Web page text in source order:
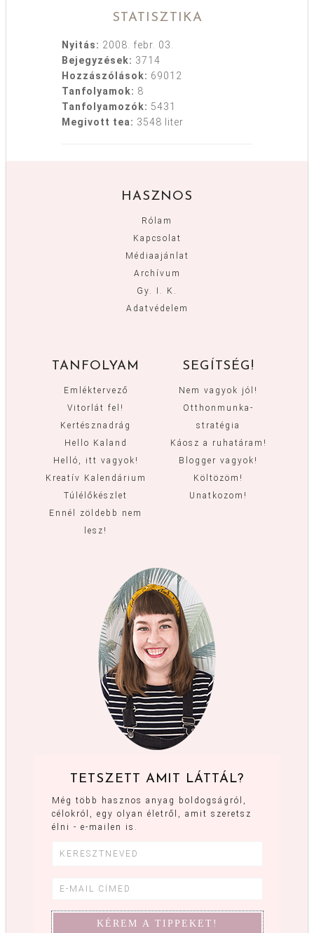
STATISZTIKA
Nyitás: 2008. febr. 03.
Bejegyzések: 3714
Hozzászólások: 69012
Tanfolyamok: 8
Tanfolyamozók: 5431
Megivott tea: 3548 liter
HASZNOS
Rólam
Kapcsolat
Médiaajánlat
Archívum
Gy. I. K.
Adatvédelem
TANFOLYAM
Emléktervező
Vitorlát fel!
Kertésznadrág
Hello Kaland
Helló, itt vagyok!
Kreatív Kalendárium
Túlélőkészlet
Ennél zöldebb nem
lesz!
SEGÍTSÉG!
Nem vagyok jól!
Otthonmunka-
stratégia
Káosz a ruhatáram!
Blogger vagyok!
Költözöm!
Unatkozom!
TETSZETT AMIT LÁTTÁL?
Még több hasznos anyag boldogságról,
célokról, egy olyan életről, amit szeretsz
élni - e-mailen is.